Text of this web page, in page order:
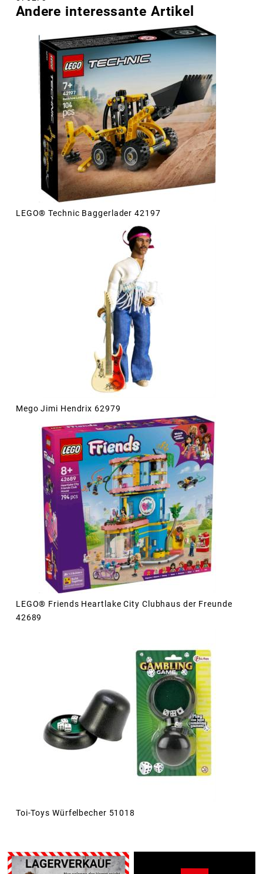
Andere interessante Artikel
LEGO® Technic Baggerlader 42197
Mego Jimi Hendrix 62979
LEGO® Friends Heartlake City Clubhaus der Freunde
42689
Toi-Toys Würfelbecher 51018